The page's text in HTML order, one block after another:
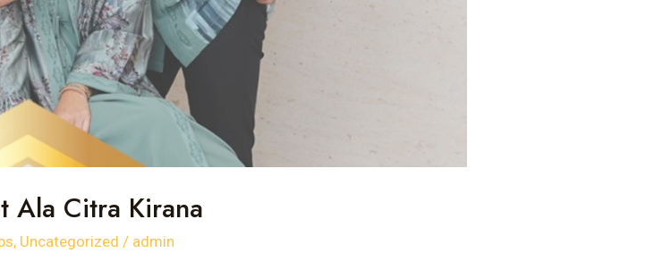
Ala Citra Kirana
, Uncategorized / admin